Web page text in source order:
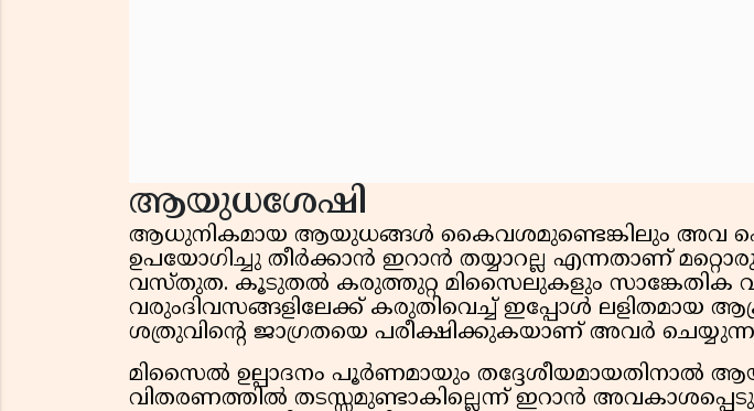
ആയുധശേഷി
ആധുനികമായ ആയുധങ്ങൾ കൈവശമുണ്ടെങ്കിലും അവ
ഉപയോഗിച്ചു തീർക്കാൻ ഇറാൻ തയ്യാറല്ല എന്നതാണ്
വസ്തുത. കൂടുതൽ കരുത്തുറ്റ മിസൈലുകളും സാങ്കേതിക
വരുംദിവസങ്ങളിലേക്ക് കരുതിവെച്ച് ഇപ്പോൾ ലളിതമായ
ശത്രുവിന്റെ ജാഗ്രതയെ പരീക്ഷിക്കുകയാണ് അവർ
മിസൈൽ ഉല്പാദനം പൂർണമായും തദ്ദേശീയമായതിനാൽ
വിതരണത്തിൽ തടസ്സമുണ്ടാകില്ലെന്ന് ഇറാൻ